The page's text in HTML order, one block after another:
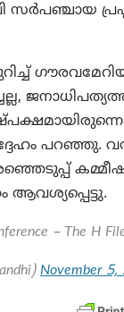
സർപഞ്ചായ
പറഞ്ഞു.
– The H
November 5,